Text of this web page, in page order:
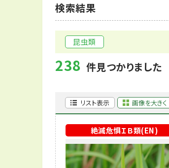
検索結果
昆虫類
238 件見つかりました
リスト表示 画像を大きく
絶滅危惧ＩＢ類(EN)